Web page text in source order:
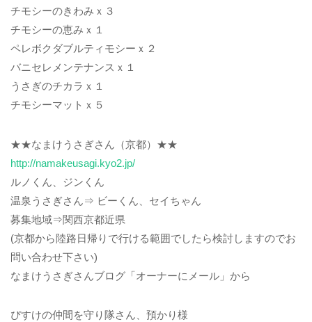
チモシーのきわみｘ３
チモシーの恵みｘ１
ペレボクダブルティモシーｘ２
バニセレメンテナンスｘ１
うさぎのチカラｘ１
チモシーマットｘ５
★★なまけうさぎさん（京都）★★
http://namakeusagi.kyo2.jp/
ルノくん、ジンくん
温泉うさぎさん⇒ ビーくん、セイちゃん
募集地域⇒関西京都近県
(京都から陸路日帰りで行ける範囲でしたら検討しますのでお
問い合わせ下さい)
なまけうさぎさんブログ「オーナーにメール」から
ぴすけの仲間を守り隊さん、預かり様